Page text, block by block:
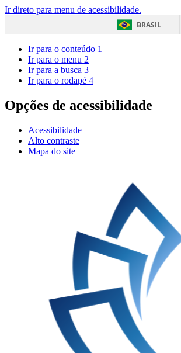
Ir direto para menu de acessibilidade.
BRASIL
Ir para o conteúdo 1
Ir para o menu 2
Ir para a busca 3
Ir para o rodapé 4
Opções de acessibilidade
Acessibilidade
Alto contraste
Mapa do site